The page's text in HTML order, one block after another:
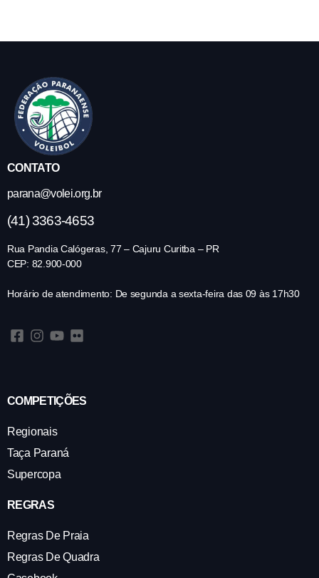
CONTATO
parana@volei.org.br
(41) 3363-4653
Rua Pandia Calógeras, 77 – Cajuru Curitba – PR
CEP: 82.900-000
Horário de atendimento: De segunda a sexta-feira das 09 às 17h30
COMPETIÇÕES
Regionais
Taça Paraná
Supercopa
REGRAS
Regras De Praia
Regras De Quadra